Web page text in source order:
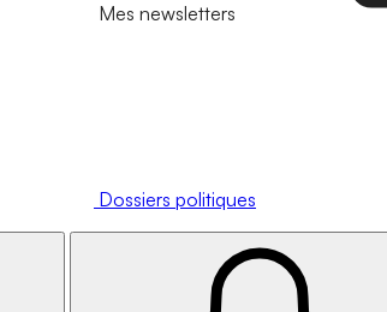
Mes newsletters
Dossiers politiques